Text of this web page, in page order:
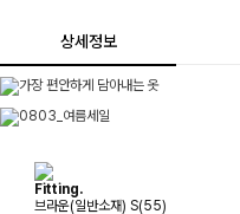
상세정보
Fitting.
브라운(일반소재) S(55)